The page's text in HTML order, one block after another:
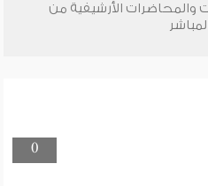
والمحاضرات الأرشيفية من
0